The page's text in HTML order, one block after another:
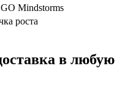
Mindstorms
роста
в любую